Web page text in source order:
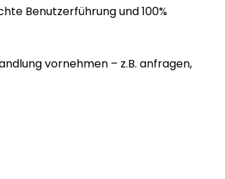
Benutzerführung und 100%
vornehmen – z.B. anfragen,